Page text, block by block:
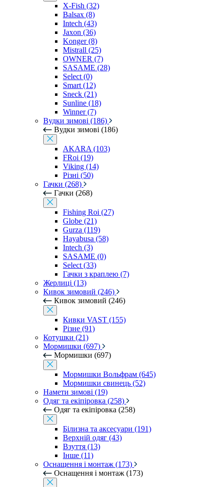
X-Fish (32)
Balsax (8)
Intech (43)
Jaxon (36)
Konger (8)
Mistrall (25)
OWNER (7)
SASAME (28)
Select (0)
Smart (12)
Sneck (21)
Sunline (18)
Winner (7)
Вудки зимові (186)
Вудки зимові (186)
AKARA (103)
FRoi (19)
Viking (14)
Різні (50)
Гачки (268)
Гачки (268)
Fishing Roi (27)
Globe (21)
Gurza (119)
Hayabusa (58)
Intech (3)
SASAME (0)
Select (33)
Гачки з краплею (7)
Жерлиці (13)
Кивок зимовий (246)
Кивок зимовий (246)
Кивки VAST (155)
Різне (91)
Котушки (21)
Мормишки (697)
Мормишки (697)
Мормишки Вольфрам (645)
Мормишки свинець (52)
Намети зимові (19)
Одяг та екіпіровка (258)
Одяг та екіпіровка (258)
Білизна та аксесуари (191)
Верхній одяг (43)
Взуття (13)
Інше (11)
Оснащення і монтаж (173)
Оснащення і монтаж (173)